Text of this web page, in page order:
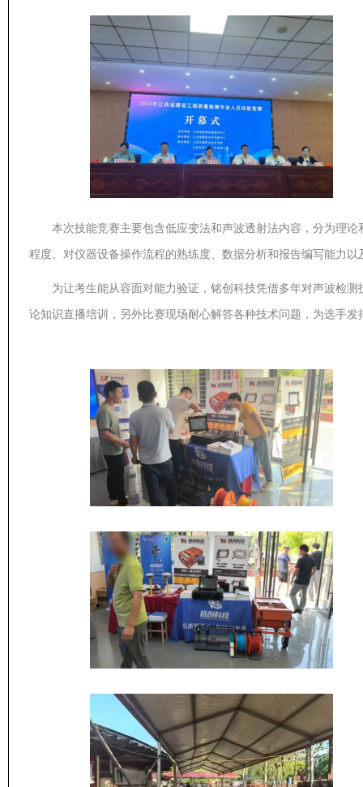
本次技能竞赛主要包含低应变法和声波透射法内容，分为理
程度、对仪器设备操作流程的熟练度、数据分析和报告编写能力
为让考生能从容面对能力验证，铭创科技凭借多年对声波检
论知识直播培训，另外比赛现场耐心解答各种技术问题，为选手